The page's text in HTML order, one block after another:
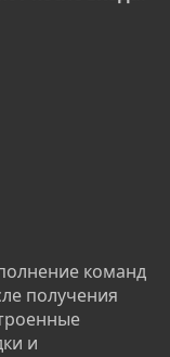
команд
получения
и